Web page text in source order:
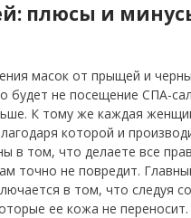
плюсы и
масок от прыщей и
будет не посещение СПА-
К тому же каждая
которой и
в том, что делаете все
точно не повредит.
в том, что следуя
ее кожа не переносит.